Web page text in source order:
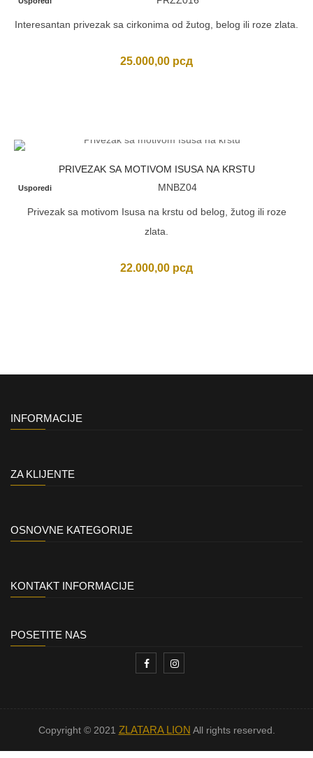
Interesantan privezak sa cirkonima od žutog, belog ili roze zlata.
25.000,00 рсд
PRIVEZAK SA MOTIVOM ISUSA NA KRSTU
Usporedi MNBZ04
Privezak sa motivom Isusa na krstu od belog, žutog ili roze
zlata.
22.000,00 рсд
INFORMACIJE
ZA KLIJENTE
OSNOVNE KATEGORIJE
KONTAKT INFORMACIJE
POSETITE NAS
Copyright © 2021 ZLATARA LION All rights reserved.